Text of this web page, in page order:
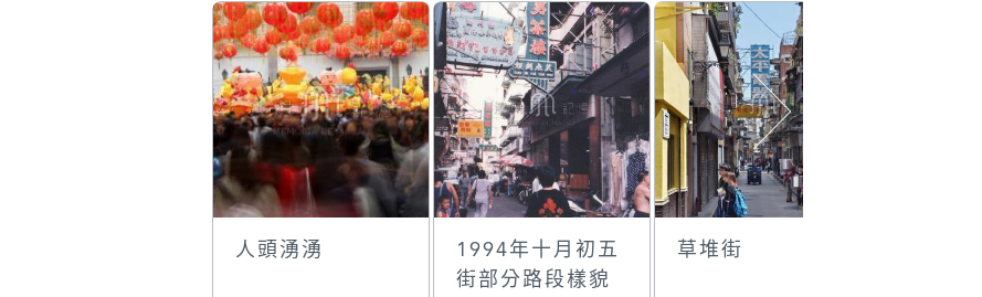
人頭湧湧
1994年十月初五
街部分路段樣貌
草堆街